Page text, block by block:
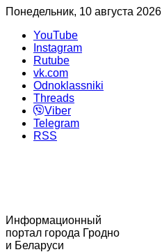
Понедельник, 10 августа 2026
YouTube
Instagram
Rutube
vk.com
Odnoklassniki
Threads
Viber
Telegram
RSS
Информационный
портал города Гродно
и Беларуси